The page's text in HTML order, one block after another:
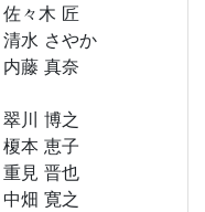
佐々木 匠
清水 さやか
内藤 真奈
翠川 博之
榎本 恵子
重見 晋也
中畑 寛之